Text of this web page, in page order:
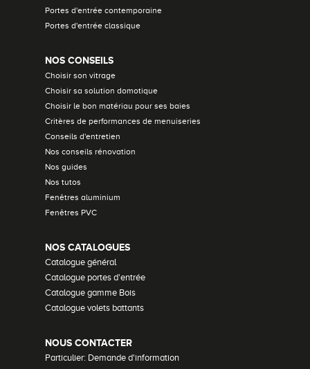
Portes d'entrée contemporaine
Portes d'entrée classique
NOS CONSEILS
Choisir son vitrage
Choisir sa solution domotique
Choisir le bon matériau pour ses baies
Critères de performances de menuiseries
Conseils d'entretien
Nos conseils rénovation
Nos guides
Nos tutos
Fenêtres aluminium
Fenêtres PVC
NOS CATALOGUES
Catalogue général
Catalogue portes d'entrée
Catalogue gamme Bois
Catalogue volets battants
NOUS CONTACTER
Particulier: Demande d'information